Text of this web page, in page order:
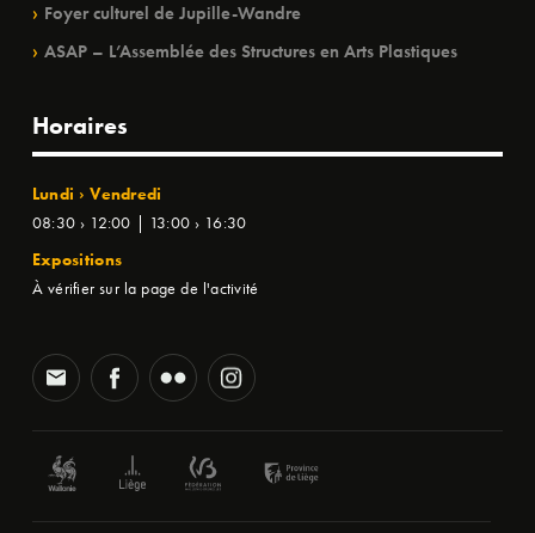
Foyer culturel de Jupille-Wandre
ASAP – L’Assemblée des Structures en Arts Plastiques
Horaires
Lundi › Vendredi
08:30 › 12:00 | 13:00 › 16:30
Expositions
À vérifier sur la page de l'activité